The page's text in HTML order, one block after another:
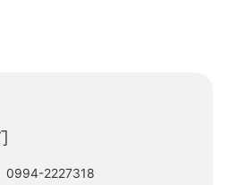
0994-2227318